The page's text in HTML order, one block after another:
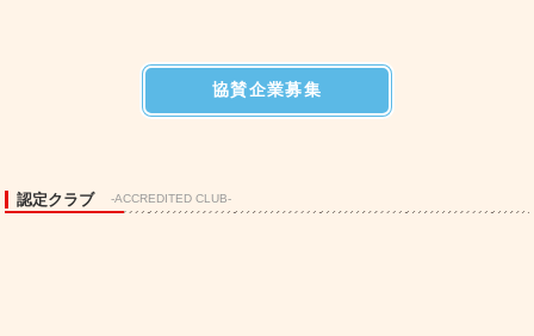
協賛企業募集
認定クラブ -ACCREDITED CLUB-